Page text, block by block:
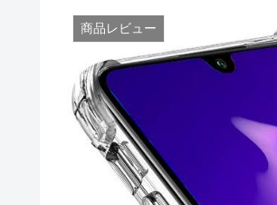
商品レビュー